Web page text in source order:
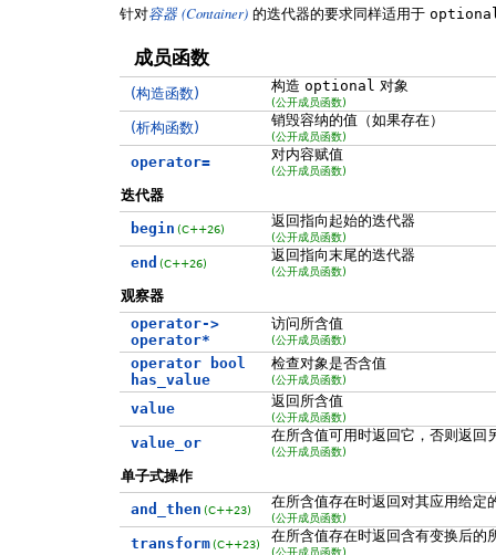
针对容器 (Container) 的迭代器的要求同样适用于
成员函数
(构造函数) 构造 optional 对象
(公开成员函数)
(析构函数) 销毁容纳的值（如果存在）
(公开成员函数)
operator= 对内容赋值
(公开成员函数)
迭代器
begin (C++26) 返回指向起始的迭代器
(公开成员函数)
end (C++26) 返回指向末尾的迭代器
(公开成员函数)
观察器
operator->
operator*
访问所含值
(公开成员函数)
operator bool
has_value
检查对象是否含值
(公开成员函数)
value 返回所含值
(公开成员函数)
value_or 在所含值可用时返回它，否则返回
(公开成员函数)
单子式操作
and_then (C++23) 在所含值存在时返回对其应用给
(公开成员函数)
transform (C++23) 在所含值存在时返回含有变换后的
(公开成员函数)